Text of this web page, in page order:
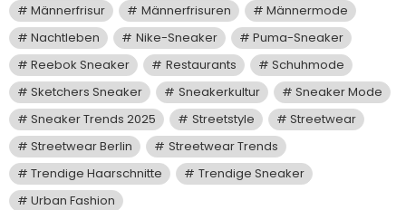
Männerfrisur
Männerfrisuren
Männermode
Nachtleben
Nike-Sneaker
Puma-Sneaker
Reebok Sneaker
Restaurants
Schuhmode
Sketchers Sneaker
Sneakerkultur
Sneaker Mode
Sneaker Trends 2025
Streetstyle
Streetwear
Streetwear Berlin
Streetwear Trends
Trendige Haarschnitte
Trendige Sneaker
Urban Fashion